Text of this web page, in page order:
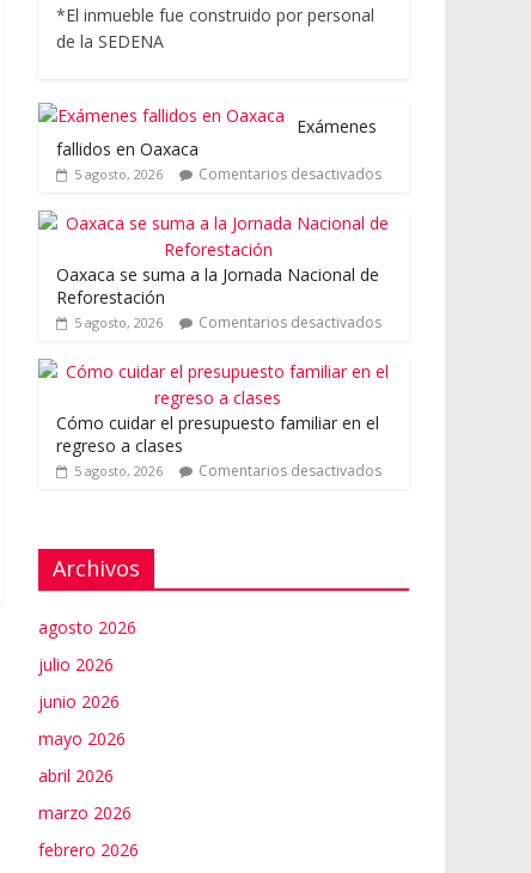
*El inmueble fue construido por personal
de la SEDENA
Exámenes
fallidos en Oaxaca
5 agosto, 2026 Comentarios desactivados
Oaxaca se suma a la Jornada Nacional de
Reforestación
5 agosto, 2026 Comentarios desactivados
Cómo cuidar el presupuesto familiar en el
regreso a clases
5 agosto, 2026 Comentarios desactivados
Archivos
agosto 2026
julio 2026
junio 2026
mayo 2026
abril 2026
marzo 2026
febrero 2026